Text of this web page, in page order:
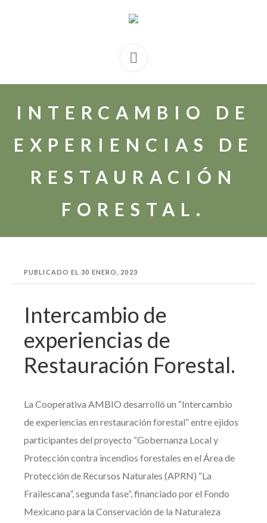
INTERCAMBIO DE
EXPERIENCIAS DE
RESTAURACIÓN
FORESTAL.
PUBLICADO EL30 ENERO, 2023
Intercambio de
experiencias de
Restauración Forestal.
La Cooperativa AMBIO desarrolló un “Intercambio
de experiencias en restauración forestal” entre ejidos
participantes del proyecto “Gobernanza Local y
Protección contra incendios forestales en el Área de
Protección de Recursos Naturales (APRN) “La
Frailescana”, segunda fase”, financiado por el Fondo
Mexicano para la Conservación de la Naturaleza